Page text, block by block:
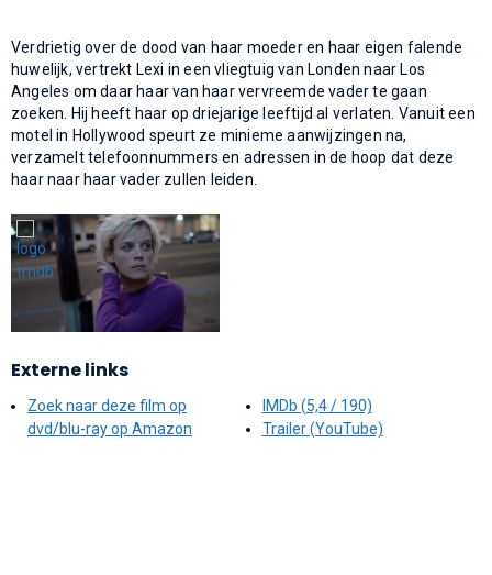
Verdrietig over de dood van haar moeder en haar eigen falende
huwelijk, vertrekt Lexi in een vliegtuig van Londen naar Los
Angeles om daar haar van haar vervreemde vader te gaan
zoeken. Hij heeft haar op driejarige leeftijd al verlaten. Vanuit een
motel in Hollywood speurt ze minieme aanwijzingen na,
verzamelt telefoonnummers en adressen in de hoop dat deze
haar naar haar vader zullen leiden.
Externe links
Zoek naar deze film op
dvd/blu-ray op Amazon
IMDb (5,4 / 190)
Trailer (YouTube)